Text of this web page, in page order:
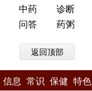
中药 诊断
问答 药粥
返回顶部
信息 常识 保健 特色